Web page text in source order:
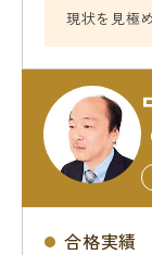
現状を見極
合格実績